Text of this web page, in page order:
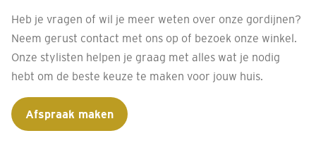
Heb je vragen of wil je meer weten over onze gordijnen?
Neem gerust contact met ons op of bezoek onze winkel.
Onze stylisten helpen je graag met alles wat je nodig
hebt om de beste keuze te maken voor jouw huis.
Afspraak maken